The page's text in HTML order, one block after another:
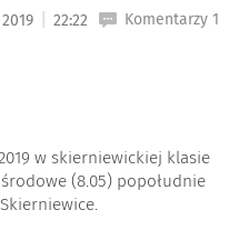
22:22 Komentarzy 1
w skierniewickiej klasie
(8.05) popołudnie